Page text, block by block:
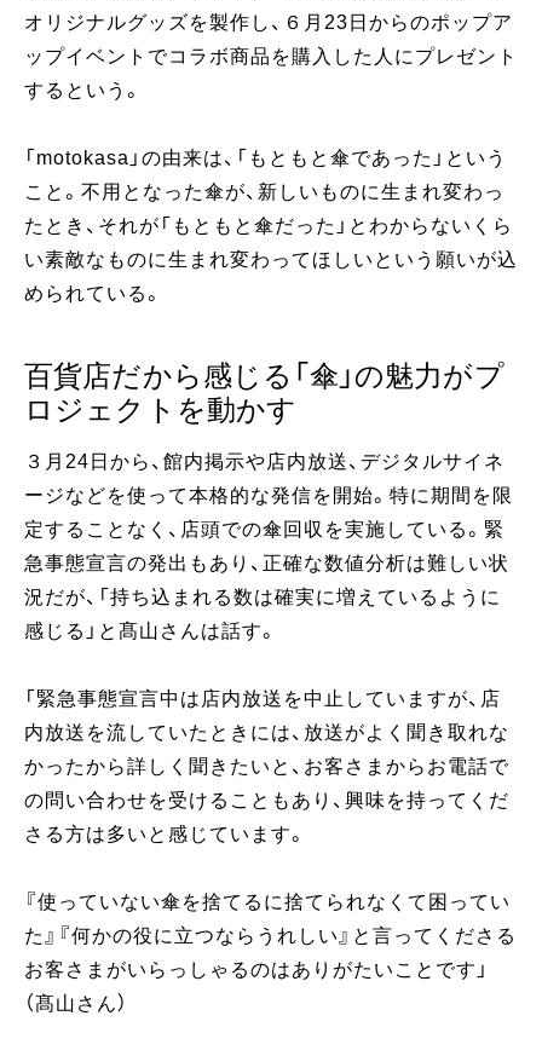
オリジナルグッズを製作し、６月23日からのポップア
ップイベントでコラボ商品を購入した人にプレゼント
するという。
「motokasa」の由来は、「もともと傘であった」という
こと。不用となった傘が、新しいものに生まれ変わっ
たとき、それが「もともと傘だった」とわからないくら
い素敵なものに生まれ変わってほしいという願いが込
められている。
百貨店だから感じる「傘」の魅力がプ
ロジェクトを動かす
３月24日から、館内掲示や店内放送、デジタルサイネ
ージなどを使って本格的な発信を開始。特に期間を限
定することなく、店頭での傘回収を実施している。緊
急事態宣言の発出もあり、正確な数値分析は難しい状
況だが、「持ち込まれる数は確実に増えているように
感じる」と髙山さんは話す。
「緊急事態宣言中は店内放送を中止していますが、店
内放送を流していたときには、放送がよく聞き取れな
かったから詳しく聞きたいと、お客さまからお電話で
の問い合わせを受けることもあり、興味を持ってくだ
さる方は多いと感じています。
『使っていない傘を捨てるに捨てられなくて困ってい
た』『何かの役に立つならうれしい』と言ってくださる
お客さまがいらっしゃるのはありがたいことです」
（髙山さん）